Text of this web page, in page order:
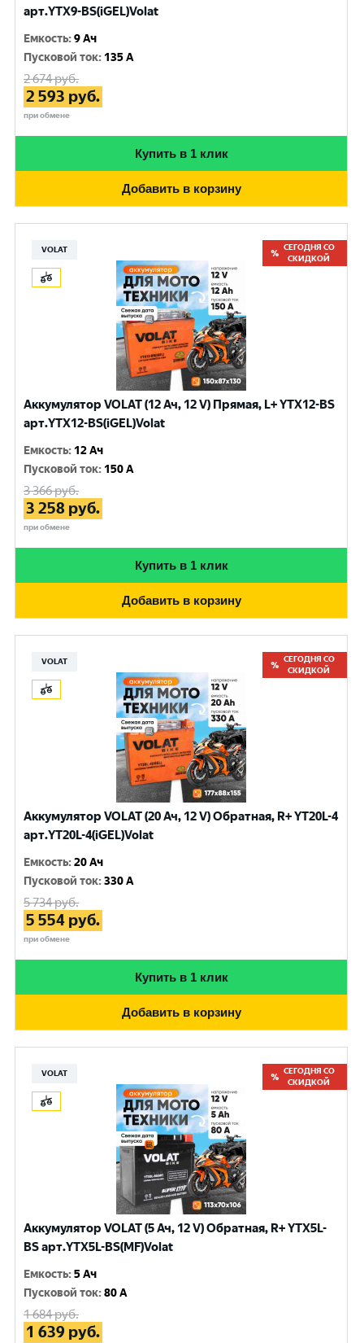
арт.YTX9-BS(iGEL)Volat
Емкость:9 Ач
Пусковой ток: 135 A
2 674руб.
2 593 руб.
при обмене
Купить в 1 клик
Добавить в корзину
VOLAT
СЕГОДНЯ СО
СКИДКОЙ
Аккумулятор VOLAT (12 Ач, 12 V) Прямая, L+ YTX12-BS
арт.YTX12-BS(iGEL)Volat
Емкость: 12 Ач
Пусковой ток: 150 A
3 366руб.
3 258 руб.
при обмене
Купить в 1 клик
Добавить в корзину
VOLAT
СЕГОДНЯ СО
СКИДКОЙ
Аккумулятор VOLAT (20 Ач, 12 V) Обратная, R+ YT20L-4
арт.YT20L-4(iGEL)Volat
Емкость:20 Ач
Пусковой ток:330 A
5 734руб.
5 554 руб.
при обмене
Купить в 1 клик
Добавить в корзину
VOLAT
СЕГОДНЯ СО
СКИДКОЙ
Аккумулятор VOLAT (5 Ач, 12 V) Обратная, R+ YTX5L-
BS арт.YTX5L-BS(MF)Volat
Емкость:5 Ач
Пусковой ток:80 A
1 684руб.
1 639 руб.